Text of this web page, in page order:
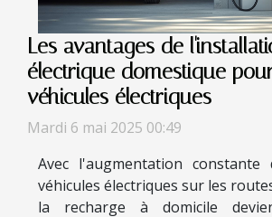
Les avantages de
électrique domestique
véhicules électriques
Mardi 6 mai 2025 00:49
Avec l'augmentation
véhicules électriques sur les
la recharge à domicile